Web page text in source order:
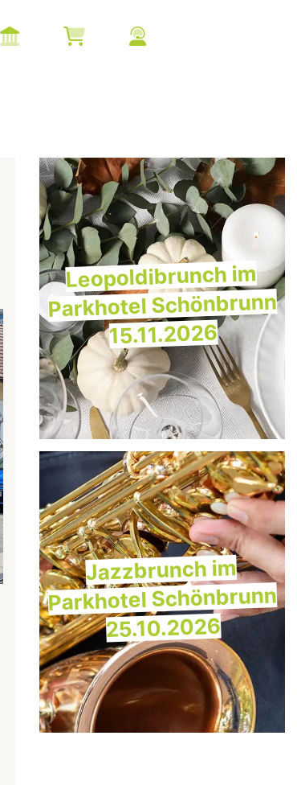
Leopoldibrunch im
Parkhotel Schönbrunn
15.11.2026
Jazzbrunch im
Parkhotel Schönbrunn
25.10.2026